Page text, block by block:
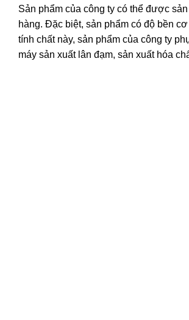
Sản phẩm của công ty có thể được
hàng. Đặc biệt, sản phẩm có độ bền
tính chất này, sản phẩm của công ty
máy sản xuất lân đạm, sản xuất hóa